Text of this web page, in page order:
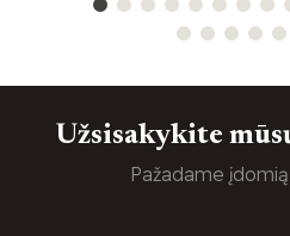
Užsisakykite
Pažadame